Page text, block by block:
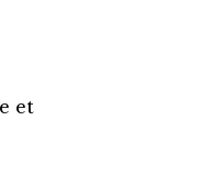
et